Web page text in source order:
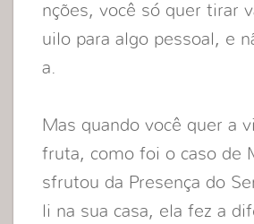
nções, você só quer tirar
uilo para algo pessoal, e
a.
Mas quando você quer a
fruta, como foi o caso de
sfrutou da Presença do
li na sua casa, ela fez a